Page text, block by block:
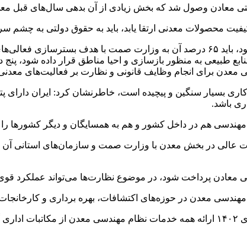
محصولات معدنی ارتقا یابد، باید به حقوق دولتی به چشم
آن دراختیار سازمان منابع طبیعی به منظور بازسازی و احیا مناطق
معدن برای انجام وظایف قانونی و نظارت بر فعالیت‌های
باشد.
هم در داخل کشور و هم به همسایگان و دیگر کشورها را
در بخش معدن با وزارت صمت و سازمان‌های استانی آن
معادن پرداخت شود، در موضوع نظارت‌ها می‌تواند عملکرد
معدن در حوزه‌های اکتشافات، بهره برداری و
وی با اشاره به به روز شدن سامانه این سازمان افزود: از ابتدای ۱۴۰۲ ارائه همه